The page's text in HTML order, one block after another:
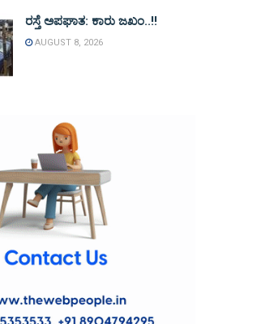
ರಸ್ತೆ ಅಪಘಾತ: ಕಾರು ಜಖಂ..!!
AUGUST 8, 2026